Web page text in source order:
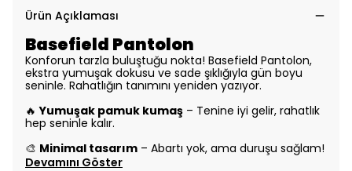
Ürün Açıklaması
Basefield Pantolon
Konforun tarzla buluştuğu nokta! Basefield Pantolon,
ekstra yumuşak dokusu ve sade şıklığıyla gün boyu
seninle. Rahatlığın tanımını yeniden yazıyor.
🔥Yumuşak pamuk kumaş – Tenine iyi gelir, rahatlık
hep seninle kalır.
🎨 Minimal tasarım – Abartı yok, ama duruşu sağlam!
Devamını Göster